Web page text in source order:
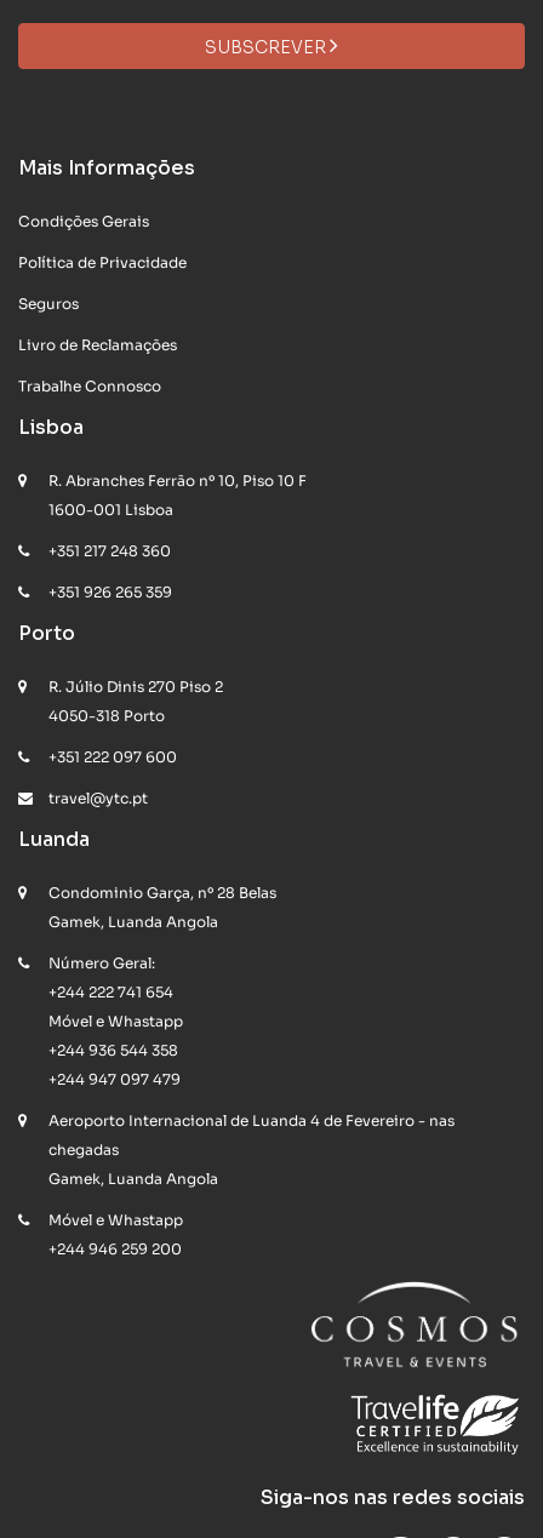
SUBSCREVER
Mais Informações
Condições Gerais
Política de Privacidade
Seguros
Livro de Reclamações
Trabalhe Connosco
Lisboa
R. Abranches Ferrão nº 10, Piso 10 F
1600-001 Lisboa
+351 217 248 360
+351 926 265 359
Porto
R. Júlio Dinis 270 Piso 2
4050-318 Porto
+351 222 097 600
travel@ytc.pt
Luanda
Condominio Garça, nº 28 Belas
Gamek, Luanda Angola
Número Geral:
+244 222 741 654
Móvel e Whastapp
+244 936 544 358
+244 947 097 479
Aeroporto Internacional de Luanda 4 de Fevereiro - nas
chegadas
Gamek, Luanda Angola
Móvel e Whastapp
+244 946 259 200
Siga-nos nas redes sociais